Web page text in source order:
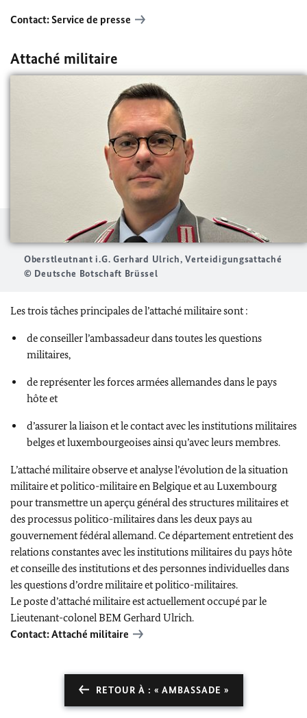
Contact: Service de presse
Attaché militaire
Oberstleutnant i.G. Gerhard Ulrich, Verteidigungsattaché
© Deutsche Botschaft Brüssel
Les trois tâches principales de l’attaché militaire sont :
de conseiller l’ambassadeur dans toutes les questions
militaires,
de représenter les forces armées allemandes dans le pays
hôte et
d’assurer la liaison et le contact avec les institutions militaires
belges et luxembourgeoises ainsi qu’avec leurs membres.
L’attaché militaire observe et analyse l’évolution de la situation
militaire et politico-militaire en Belgique et au Luxembourg
pour transmettre un aperçu général des structures militaires et
des processus politico-militaires dans les deux pays au
gouvernement fédéral allemand. Ce département entretient des
relations constantes avec les institutions militaires du pays hôte
et conseille des institutions et des personnes individuelles dans
les questions d’ordre militaire et politico-militaires.
Le poste d’attaché militaire est actuellement occupé par le
Lieutenant-colonel BEM Gerhard Ulrich.
Contact: Attaché militaire
RETOUR À : « AMBASSADE »